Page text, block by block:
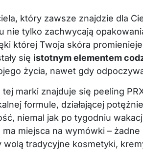
który zawsze znajdzie dla
nie tylko zachwycają
której Twoja skóra
się istotnym elementem
życia, nawet gdy
marki znajduje się peeling
formule, działającej
niemal jak po tygodniu
miejsca na wymówki –
tradycyjne kosmetyki,